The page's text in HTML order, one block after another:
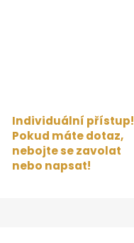
Individuální přístup!
Pokud máte dotaz,
nebojte se zavolat
nebo napsat!